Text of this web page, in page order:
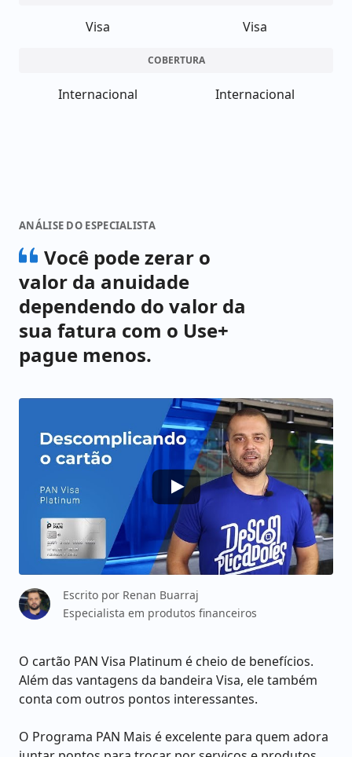
Visa Visa
COBERTURA
Internacional Internacional
ANÁLISE DO ESPECIALISTA
Você pode zerar o
valor da anuidade
dependendo do valor da
sua fatura com o Use+
pague menos.
Escrito por Renan Buarraj
Especialista em produtos financeiros
O cartão PAN Visa Platinum é cheio de benefícios.
Além das vantagens da bandeira Visa, ele também
conta com outros pontos interessantes.
O Programa PAN Mais é excelente para quem adora